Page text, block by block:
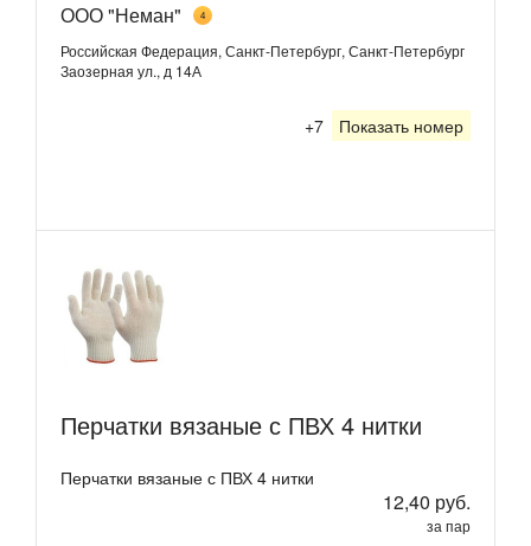
ООО "Неман" 4
Российская Федерация, Санкт-Петербург, Санкт-Петербург
Заозерная ул., д 14А
+7 Показать номер
Перчатки вязаные с ПВХ 4 нитки
Перчатки вязаные с ПВХ 4 нитки
12,40 руб.
за пар